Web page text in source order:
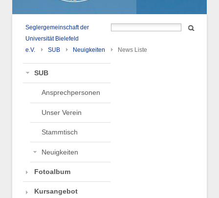
Seglergemeinschaft der
Universität Bielefeld
e.V.
SUB Neuigkeiten News Liste
SUB
Ansprechpersonen
Unser Verein
Stammtisch
Neuigkeiten
Fotoalbum
Kursangebot